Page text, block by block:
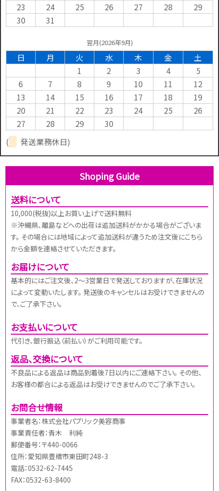
23
24 25 26 27 28
29
30
31
翌月(2026年9月)
日 月 火 水 木 金
土
1
2 3 4
5
6
7 8 9 10 11
12
13
14 15 16 17 18
19
20
21 22 23 24 25
26
27
28 29
30
(
発送業務休日)
Shoping Guide
送料について
10,000(税抜)以上お買い上げで送料無料
※沖縄県、離島などへの出荷は追加送料がかかる場合がございま
す。 その場合には地域によって追加送料が違うため注文後にこちら
から金額を連絡させていただきます。
お届けについて
基本的にはご注文後、2～3営業日で発送しておりますが、在庫状況
によって変動いたします。 発送後のキャンセルはお受けできませんの
で、ご了承下さい。
お支払いについて
代引き、銀行振込（前払い）がご利用可能です。
返品、交換について
不良品による返品は商品到着後7日以内にご連絡下さい。 その他、
お客様の都合による返品はお受けできませんのでご了承下さい。
お問合せ情報
事業者名：株式会社パブリック美容商事
事業責任者：青木 利純
郵便番号：〒440-0066
住所：愛知県豊橋市東田町248-3
電話：0532-62-7445
FAX：0532-63-8400